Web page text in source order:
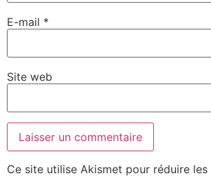
E-mail *
Site web
Ce site utilise Akismet pour réduire les